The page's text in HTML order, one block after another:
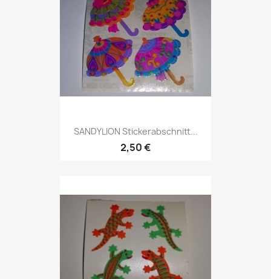
SANDYLION Stickerabschnitt...
2,50 €